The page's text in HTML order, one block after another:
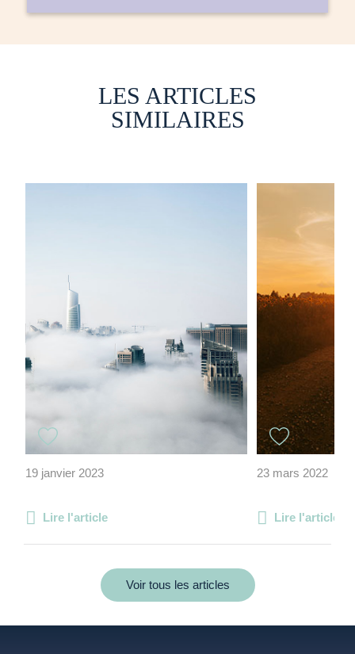
LES ARTICLES
SIMILAIRES
19 janvier 2023
Lire l'article
23 mars 2022
Lire l'article
Voir tous les articles